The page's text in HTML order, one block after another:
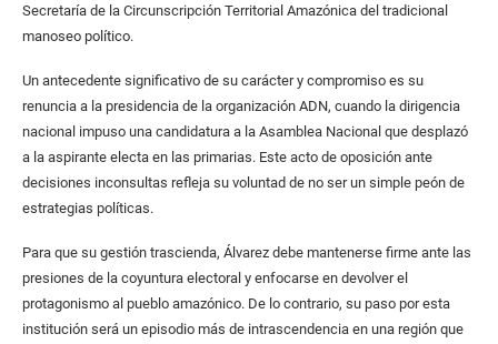
Secretaría de la Circunscripción Territorial Amazónica del tradicional
manoseo político.
Un antecedente significativo de su carácter y compromiso es su
renuncia a la presidencia de la organización ADN, cuando la dirigencia
nacional impuso una candidatura a la Asamblea Nacional que desplazó
a la aspirante electa en las primarias. Este acto de oposición ante
decisiones inconsultas refleja su voluntad de no ser un simple peón de
estrategias políticas.
Para que su gestión trascienda, Álvarez debe mantenerse firme ante las
presiones de la coyuntura electoral y enfocarse en devolver el
protagonismo al pueblo amazónico. De lo contrario, su paso por esta
institución será un episodio más de intrascendencia en una región que